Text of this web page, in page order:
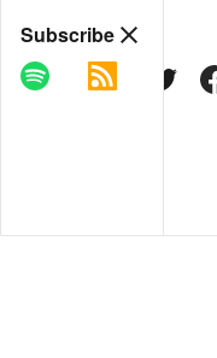
Share
COPY LINK
Subscribe